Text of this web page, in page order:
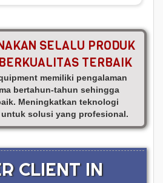
SELALU PRODUK
TERBAIK
memiliki pengalaman
bertahun-tahun sehingga
Meningkatkan teknologi
solusi yang profesional.
CLIENT IN